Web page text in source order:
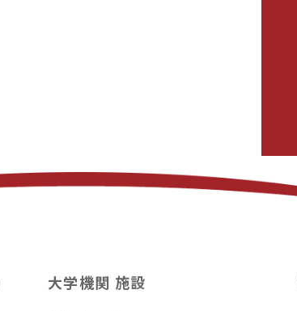
大学機関 施設